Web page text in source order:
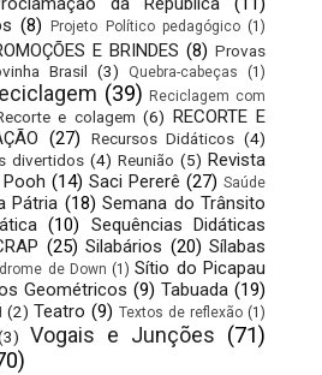
(8) Projeto Político pedagógico (1)
E BRINDES (8) Provas
Brasil (3) Quebra-cabeças (1)
(39) Reciclagem com
e colagem (6) RECORTE E
(27) Recursos Didáticos (4)
divertidos (4) Reunião (5) Revista
(14) Saci Pererê (27) Saúde
Pátria (18) Semana do Trânsito
(10)
Sequências Didáticas
(25) Silabários (20) Sílabas
de Down (1) Sítio do Picapau
Geométricos (9) Tabuada (19)
(2) Teatro (9) Textos de reflexão (1)
Vogais e Junções (71)